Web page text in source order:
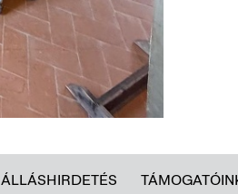
ÁLLÁSHIRDETÉS